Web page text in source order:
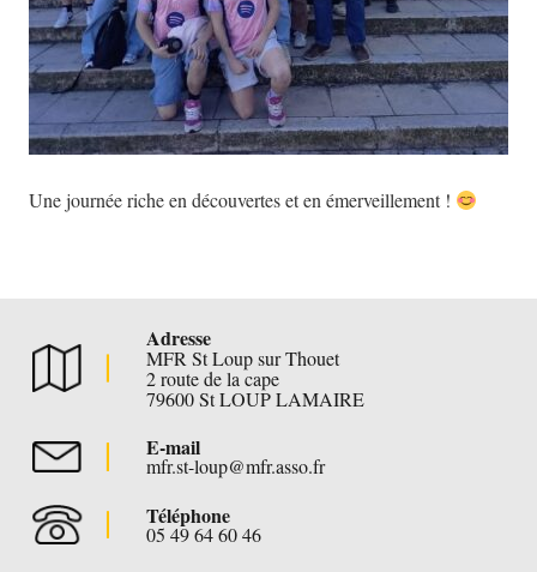
Une journée riche en découvertes et en émerveillement !
Adresse
MFR St Loup sur Thouet
2 route de la cape
79600 St LOUP LAMAIRE
E-mail
mfr.st-loup@mfr.asso.fr
Téléphone
05 49 64 60 46